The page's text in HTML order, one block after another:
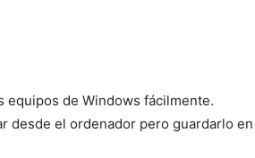
equipos de Windows fácilmente.
desde el ordenador pero guardarlo en